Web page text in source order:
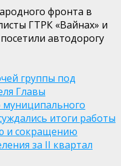
фронта в
ГТРК «Вайнах» и
автодорогу
группы под
Главы
муниципального
итоги работы
и сокращению
за II квартал